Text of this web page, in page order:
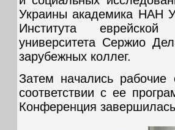
Украины академика НАН
Института еврейской
университета Сержио
зарубежных коллег.
Затем начались рабочие
соответствии с ее
Конференция